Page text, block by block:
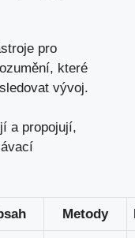
pro
které
vývoj.
a propojují,
Metody